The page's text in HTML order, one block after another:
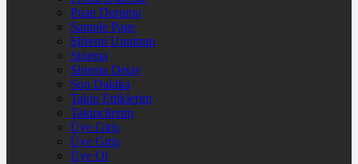
Puan Durumu
Sample Page
Şifremi Unuttum
Sinema
Sinema Detay
Son Dakika
Takip Ettiklerim
Takipçilerim
Üye Giriş
Üye Giriş
Üye Ol